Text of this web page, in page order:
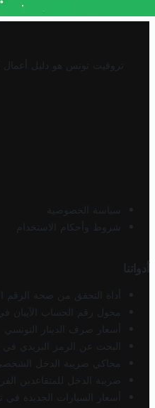
تروفيت تونس هو دليل أعمال
سياسة الخصوصية
شروط وأحكام الاستخدام
أدواتنا
أداة التحقق من صحة الرقم
محول رقم الحساب الآيبان
أسعار صرف الدينار التونسي
البحث عن الرمز البريدي في
محاكي ضريبة الدخل
ضريبة الدخل للمتقاعدين
أسعار السيارات الجديدة في